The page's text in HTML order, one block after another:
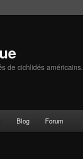
de cichlidés américains.
Blog Forum